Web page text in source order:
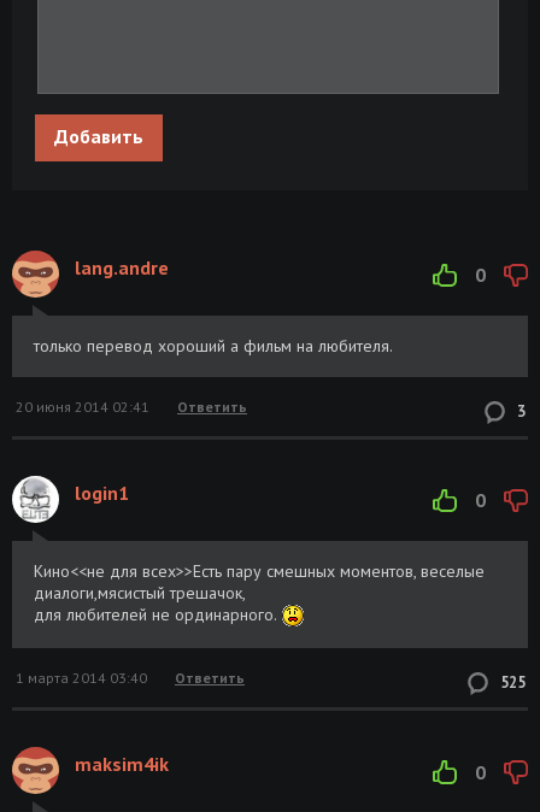
Добавить
0
lang.andre
только перевод хороший а фильм на любителя.
3
20 июня 2014 02:41 Ответить
0
login1
Кино<<не для всех>>Есть пару смешных моментов, веселые
диалоги,мясистый трешачок,
для любителей не ординарного.
525
1 марта 2014 03:40 Ответить
0
maksim4ik